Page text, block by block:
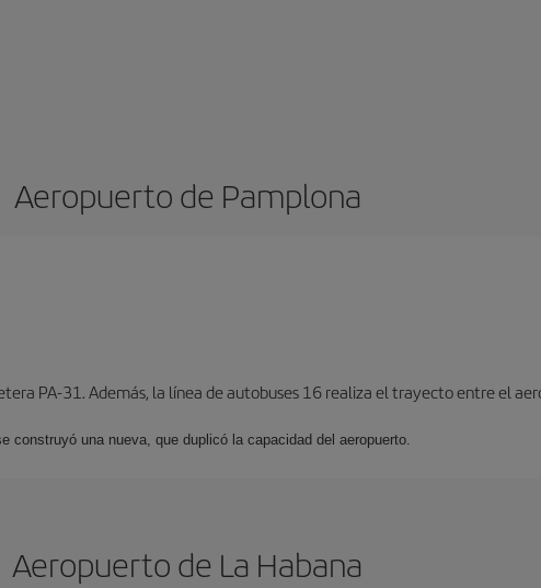
Aeropuerto de Pamplona
PA-31. Además, la línea de autobuses 16 realiza el trayecto entre el
construyó una nueva, que duplicó la capacidad del aeropuerto.
Aeropuerto de La Habana